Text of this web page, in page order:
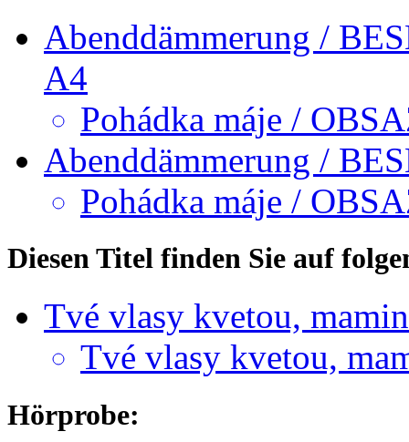
Abenddämmerung /
A4
Pohádka máje /
Abenddämmerung /
Pohádka máje /
Diesen Titel finden Sie auf
Tvé vlasy kvetou,
Tvé vlasy kvetou,
Hörprobe: